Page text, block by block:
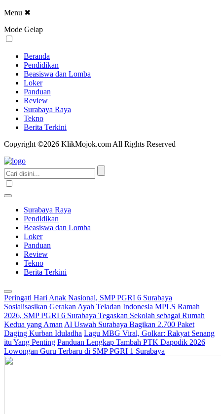
Menu ✖
Mode Gelap
Beranda
Pendidikan
Beasiswa dan Lomba
Loker
Panduan
Review
Surabaya Raya
Tekno
Berita Terkini
Copyright ©2026 KlikMojok.com All Rights Reserved
Surabaya Raya
Pendidikan
Beasiswa dan Lomba
Loker
Panduan
Review
Tekno
Berita Terkini
Peringati Hari Anak Nasional, SMP PGRI 6 Surabaya
Sosialisasikan Gerakan Ayah Teladan Indonesia MPLS Ramah
2026, SMP PGRI 6 Surabaya Tegaskan Sekolah sebagai Rumah
Kedua yang Aman Al Uswah Surabaya Bagikan 2.700 Paket
Daging Kurban Iduladha Lagu MBG Viral, Golkar: Rakyat Senang
itu Yang Penting Panduan Lengkap Tambah PTK Dapodik 2026
Lowongan Guru Terbaru di SMP PGRI 1 Surabaya